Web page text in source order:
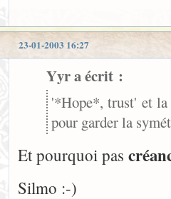
23-01-2003 16:27
Yyr a écrit :
'*Hope*, trust' et la
pour garder la
Et pourquoi pas
Silmo :-)